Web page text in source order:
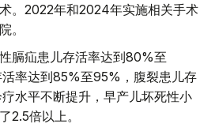
。2022年和2024年实施相关手术
。
膈疝患儿存活率达到80%至
率达到85%至95%，腹裂患儿存
水平不断提升，早产儿坏死性小
2.5倍以上。